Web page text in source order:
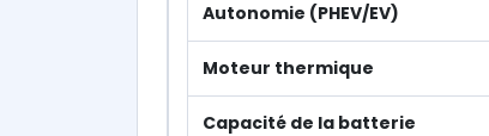
Autonomie (PHEV/EV)
Moteur thermique
Capacité de la batterie